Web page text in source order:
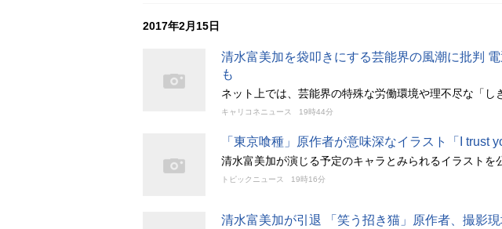
2017年2月15日
清水富美加を袋叩きにする芸能界の風潮に批判
も
ネット上では、芸能界の特殊な労働環境や理不尽な「し
キャリコネニュース 19時44分
「東京喰種」原作者が意味深なイラスト「I trust
清水富美加が演じる予定のキャラとみられるイラストを
トピックニュース 19時16分
清水富美加が引退 「笑う招き猫」原作者、撮影